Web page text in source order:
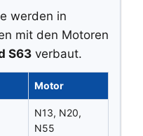
werden in
mit den Motoren
S63 verbaut.
Motor
N13, N20,
N55